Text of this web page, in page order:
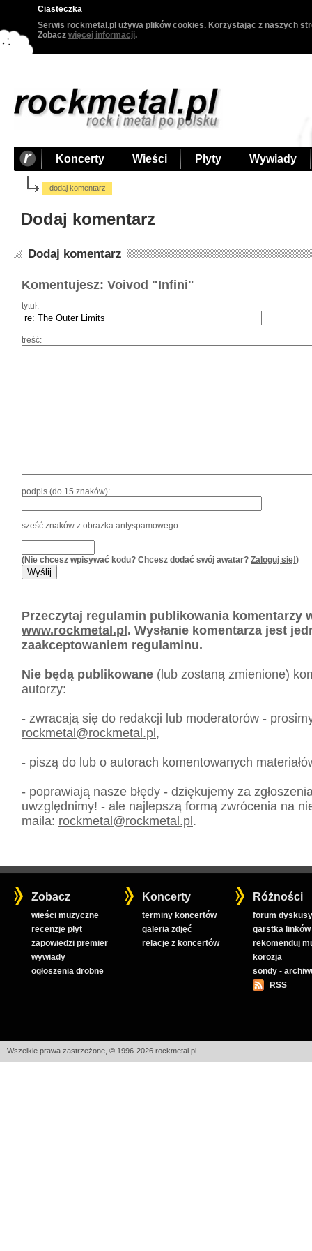
Ciasteczka
Serwis rockmetal.pl używa plików cookies. Korzystając z naszych
Zobacz więcej informacji.
Koncerty Wieści Płyty Wywiady
dodaj komentarz
Dodaj komentarz
Dodaj komentarz
Komentujesz: Voivod "Infini"
tytuł:
treść:
podpis (do 15 znaków):
sześć znaków z obrazka antyspamowego:
(Nie chcesz wpisywać kodu? Chcesz dodać swój awatar? Zaloguj się!)
Przeczytaj regulamin publikowania komentarzy
www.rockmetal.pl. Wysłanie komentarza jest
zaakceptowaniem regulaminu.
Nie będą publikowane (lub zostaną zmienione)
autorzy:
- zwracają się do redakcji lub moderatorów -
rockmetal@rockmetal.pl,
- piszą do lub o autorach komentowanych
- poprawiają nasze błędy - dziękujemy za
uwzględnimy! - ale najlepszą formą zwrócenia na
maila: rockmetal@rockmetal.pl.
Zobacz
wieści muzyczne
recenzje płyt
zapowiedzi premier
wywiady
ogłoszenia drobne
Koncerty
terminy koncertów
galeria zdjęć
relacje z koncertów
Różności
forum
garstka linków
rekomenduj
korozja
sondy -
RSS
Wszelkie prawa zastrzeżone, © 1996-2026 rockmetal.pl